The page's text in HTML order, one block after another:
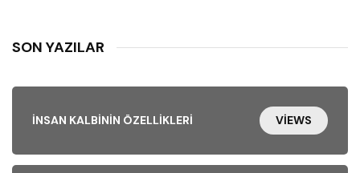
SON YAZILAR
İNSAN KALBININ ÖZELLIKLERI VIEWS